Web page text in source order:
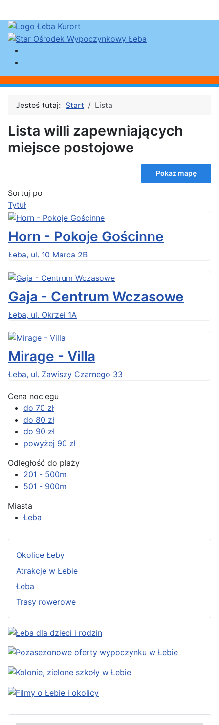
Jesteś tutaj: Start Lista
Lista willi zapewniających
miejsce postojowe
Pokaż mapę
Sortuj po
Tytuł
Horn - Pokoje Gościnne
Łeba, ul. 10 Marca 2B
Gaja - Centrum Wczasowe
Łeba, ul. Okrzei 1A
Mirage - Villa
Łeba, ul. Zawiszy Czarnego 33
Cena noclegu
do 70 zł
do 80 zł
do 90 zł
powyżej 90 zł
Odległość do plaży
201 - 500m
501 - 900m
Miasta
Łeba
Okolice Łeby
Atrakcje w Łebie
Łeba
Trasy rowerowe